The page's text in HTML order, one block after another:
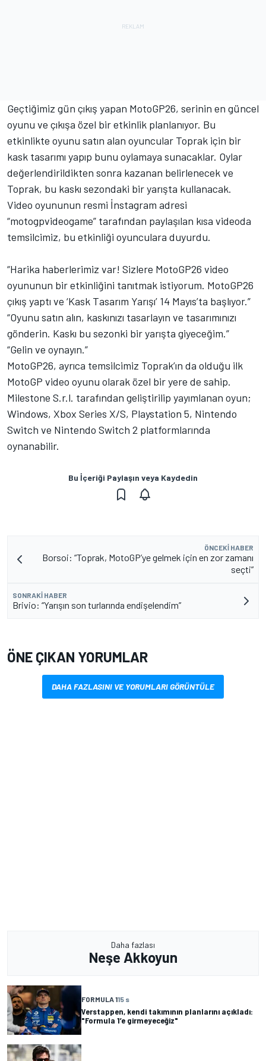
Geçtiğimiz gün çıkış yapan MotoGP26, serinin en güncel
oyunu ve çıkışa özel bir etkinlik planlanıyor. Bu
etkinlikte oyunu satın alan oyuncular Toprak için bir
kask tasarımı yapıp bunu oylamaya sunacaklar. Oylar
değerlendirildikten sonra kazanan belirlenecek ve
Toprak, bu kaskı sezondaki bir yarışta kullanacak.
Video oyununun resmi İnstagram adresi
“motogpvideogame” tarafından paylaşılan kısa videoda
temsilcimiz, bu etkinliği oyunculara duyurdu.
“Harika haberlerimiz var! Sizlere MotoGP26 video
oyununun bir etkinliğini tanıtmak istiyorum. MotoGP26
çıkış yaptı ve ‘Kask Tasarım Yarışı’ 14 Mayıs’ta başlıyor.”
“Oyunu satın alın, kaskınızı tasarlayın ve tasarımınızı
gönderin. Kaskı bu sezonki bir yarışta giyeceğim.”
“Gelin ve oynayın.”
MotoGP26, ayrıca temsilcimiz Toprak’ın da olduğu ilk
MotoGP video oyunu olarak özel bir yere de sahip.
Milestone S.r.l. tarafından geliştirilip yayımlanan oyun;
Windows, Xbox Series X/S, Playstation 5, Nintendo
Switch ve Nintendo Switch 2 platformlarında
oynanabilir.
Bu İçeriği Paylaşın veya Kaydedin
ÖNCEKI HABER
Borsoi: “Toprak, MotoGP’ye gelmek için en zor zamanı
seçti”
SONRAKI HABER
Brivio: “Yarışın son turlarında endişelendim”
ÖNE ÇIKAN YORUMLAR
DAHA FAZLASINI VE YORUMLARI GÖRÜNTÜLE
Daha fazlası
Neşe Akkoyun
FORMULA 115 s
Verstappen, kendi takımının planlarını açıkladı:
"Formula 1’e girmeyeceğiz"